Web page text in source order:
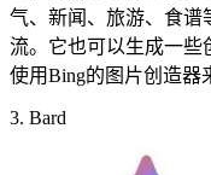
气、新闻、旅游、食谱
流。它也可以生成一些
使用Bing的图片创造器
3. Bard